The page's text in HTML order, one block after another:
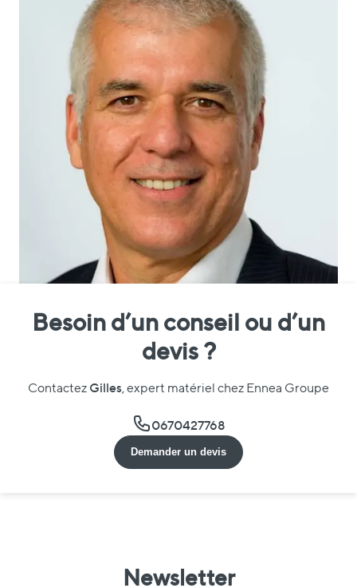
Besoin d’un conseil ou d’un
devis ?
Contactez Gilles, expert matériel chez Ennea Groupe
0670427768
Demander un devis
Newsletter